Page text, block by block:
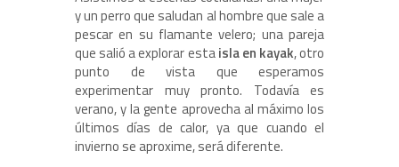
y un perro que saludan al hombre que sale a
pescar en su flamante velero; una pareja
que salió a explorar estaisla en kayak, otro
punto de vista que esperamos
experimentar muy pronto. Todavía es
verano, y la gente aprovecha al máximo los
últimos días de calor, ya que cuando el
invierno se aproxime, será diferente.